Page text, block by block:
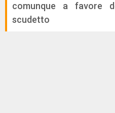
comunque a favore
scudetto